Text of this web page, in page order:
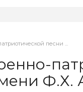
песни ...
Ф.Х.